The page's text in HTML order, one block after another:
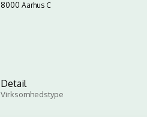
8000 Aarhus C
Detail
Virksomhedstype